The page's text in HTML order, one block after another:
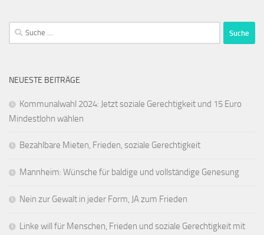
Suche
nach:
NEUESTE BEITRÄGE
Kommunalwahl 2024: Jetzt soziale Gerechtigkeit und 15 Euro
Mindestlohn wählen
Bezahlbare Mieten, Frieden, soziale Gerechtigkeit
Mannheim: Wünsche für baldige und vollständige Genesung
Nein zur Gewalt in jeder Form, JA zum Frieden
Linke will für Menschen, Frieden und soziale Gerechtigkeit mit